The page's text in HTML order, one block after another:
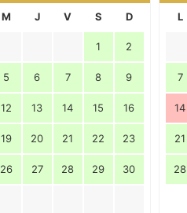
M J V S D
1 2
5 6 7 8 9
12 13 14 15 16
19 20 21 22 23
26 27 28 29 30
L
7
14
21
28